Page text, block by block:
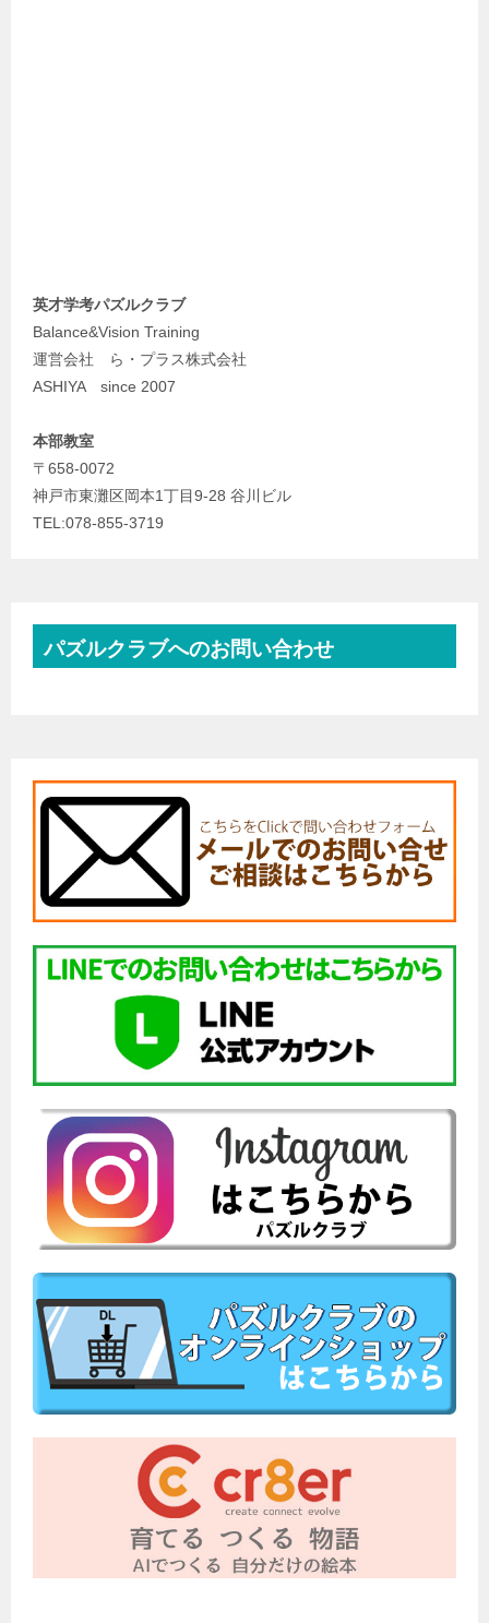
英才学考パズルクラブ
Balance&Vision Training
運営会社 ら・プラス株式会社
ASHIYA since 2007
本部教室
〒658-0072
神戸市東灘区岡本1丁目9-28 谷川ビル
TEL:078-855-3719
パズルクラブへのお問い合わせ